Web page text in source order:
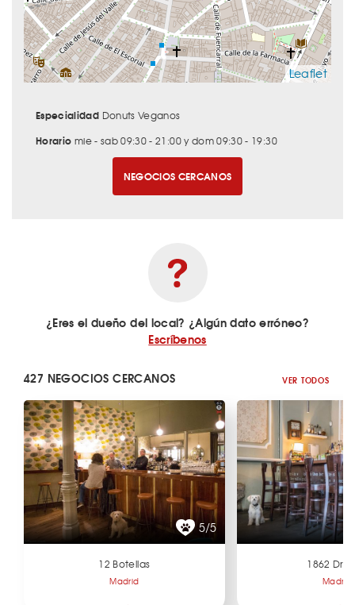
Leaflet
Especialidad Donuts Veganos
Horario mie - sab 09:30 - 21:00 y dom 09:30 - 19:30
NEGOCIOS CERCANOS
¿Eres el dueño del local? ¿Algún dato erróneo?
Escríbenos
427 NEGOCIOS CERCANOS VER TODOS
5/5
12 Botellas
Madrid
1862 Dry
Madrid